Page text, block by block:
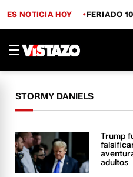
ES NOTICIA HOY FERIADO
STORMY DANIELS
Trump
adultos